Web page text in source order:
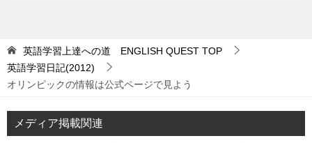
英語学習上達への道 ENGLISH QUEST TOP
英語学習日記(2012)
オリンピックの情報は公式ページで見よう
メディア掲載関連